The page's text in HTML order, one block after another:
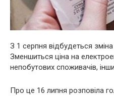
З 1 серпня відбудеться
Зменшиться ціна на
непобутових споживачів,
Про це 16 липня розповіла